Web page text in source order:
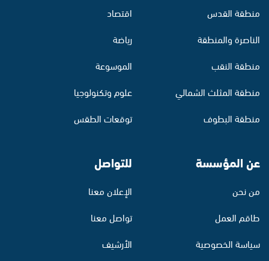
منطقة القدس
الناصرة والمنطقة
منطقة النقب
منطقة المثلث الشمالي
منطقة البطوف
اقتصاد
رياضة
الموسوعة
علوم وتكنولوجيا
توقعات الطقس
عن المؤسسة
من نحن
طاقم العمل
سياسة الخصوصية
للتواصل
الإعلان معنا
تواصل معنا
الأرشيف